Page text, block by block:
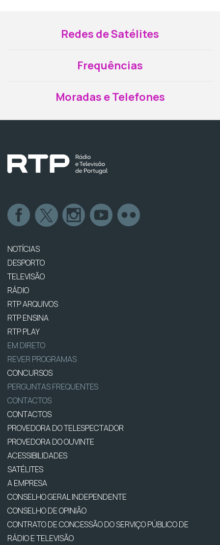
Redes de Satélites
Frequências
Moradas e Telefones
NOTÍCIAS
DESPORTO
TELEVISÃO
RÁDIO
RTP ARQUIVOS
RTP ENSINA
RTP PLAY
EM DIRETO
REVER PROGRAMAS
CONCURSOS
PERGUNTAS FREQUENTES
CONTACTOS
CONTACTOS
PROVEDORA DO TELESPECTADOR
PROVEDORA DO OUVINTE
ACESSIBILIDADES
SATÉLITES
A EMPRESA
CONSELHO GERAL INDEPENDENTE
CONSELHO DE OPINIÃO
CONTRATO DE CONCESSÃO DO SERVIÇO PÚBLICO DE
RÁDIO E TELEVISÃO